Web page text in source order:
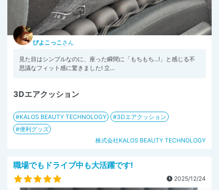
ぴよこっこさん
見た目はシンプルなのに、座った瞬間に「もちもち...!」と感じる不
思議なフィット感に驚きました! 立...
3Dエアクッション
KALOS BEAUTY TECHNOLOGY
3Dエアクッション
便利グッズ
株式会社KALOS BEAUTY TECHNOLOGY
職場でもドライブ中も大活躍です!
2025/12/24